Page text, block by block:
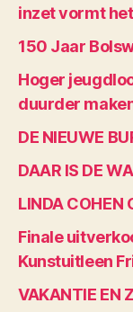
inzet vormt
150 Jaar
Hoger
duurder
DE NIEUWE
DAAR IS DE
LINDA COHEN
Finale
Kunstuitleen
VAKANTIE EN